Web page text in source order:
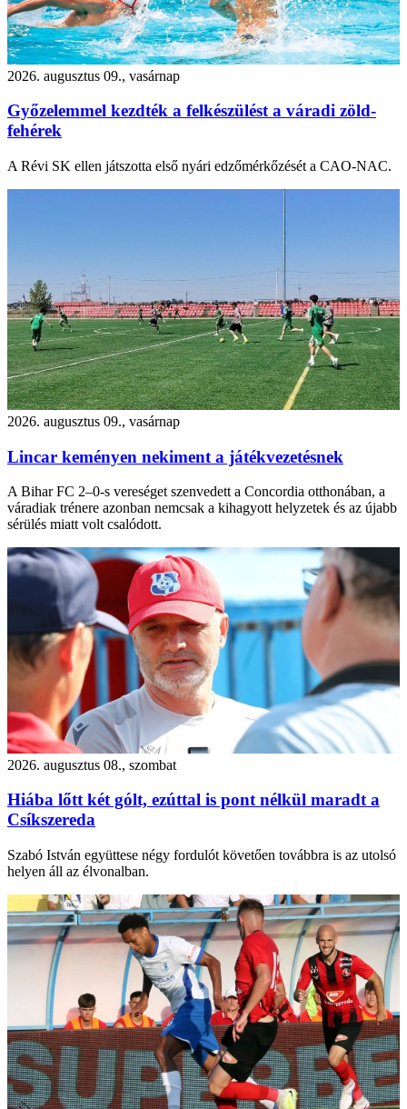
2026. augusztus 09., vasárnap
Győzelemmel kezdték a felkészülést a váradi zöld-
fehérek
A Révi SK ellen játszotta első nyári edzőmérkőzését a CAO-NAC.
2026. augusztus 09., vasárnap
Lincar keményen nekiment a játékvezetésnek
A Bihar FC 2–0-s vereséget szenvedett a Concordia otthonában, a
váradiak trénere azonban nemcsak a kihagyott helyzetek és az újabb
sérülés miatt volt csalódott.
2026. augusztus 08., szombat
Hiába lőtt két gólt, ezúttal is pont nélkül maradt a
Csíkszereda
Szabó István együttese négy fordulót követően továbbra is az utolsó
helyen áll az élvonalban.